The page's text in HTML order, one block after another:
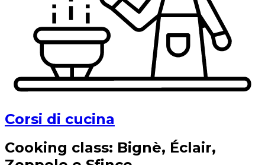
Corsi di cucina
Cooking class: Bignè, Éclair,